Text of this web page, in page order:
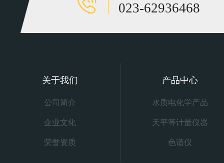
023-62936468
关于我们
公司简介
企业文化
荣誉资质
产品中心
水质电化学产品
天平等计量仪器
色谱仪